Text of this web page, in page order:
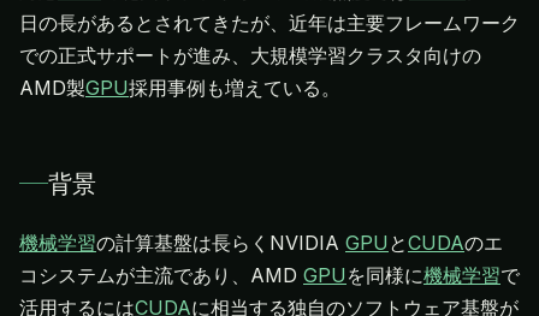
日の長があるとされてきたが、近年は主要フレームワーク
での正式サポートが進み、大規模学習クラスタ向けの
AMD製GPU採用事例も増えている。
背景
機械学習の計算基盤は長らくNVIDIA GPU とCUDAのエ
コシステムが主流であり、AMD GPU を同様に機械学習で
活用するにはCUDAに相当する独自のソフトウェア基盤が